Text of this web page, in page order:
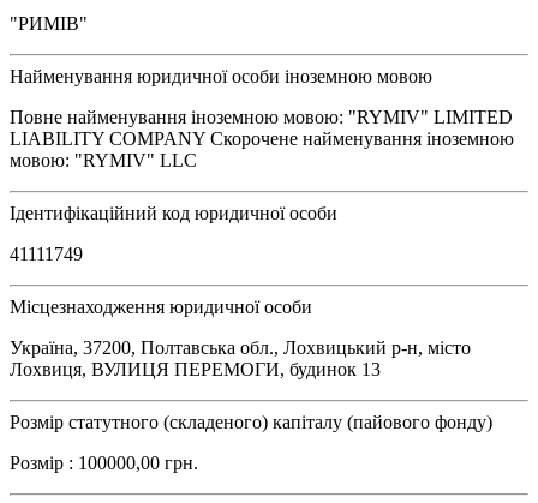
"РИМІВ"
Найменування юридичної особи іноземною мовою
Повне найменування іноземною мовою: "RYMIV" LIMITED
LIABILITY COMPANY Скорочене найменування іноземною
мовою: "RYMIV" LLC
Ідентифікаційний код юридичної особи
41111749
Місцезнаходження юридичної особи
Україна, 37200, Полтавська обл., Лохвицький р-н, місто
Лохвиця, ВУЛИЦЯ ПЕРЕМОГИ, будинок 13
Розмір статутного (складеного) капіталу (пайового фонду)
Розмір : 100000,00 грн.